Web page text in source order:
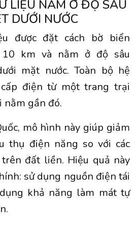
LIỆU NẰM Ở ĐỘ SÂU
DƯỚI NƯỚC
được đặt cách bờ biển
km và nằm ở độ sâu
mặt nước. Toàn bộ hệ
điện từ một trang trại
nằm gần đó.
mô hình này giúp giảm
thụ điện năng so với các
đất liền. Hiệu quả này
sử dụng nguồn điện tái
khả năng làm mát tự